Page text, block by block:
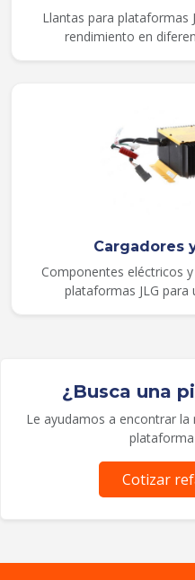
Llantas para plataformas
rendimiento en
Cargadores
Componentes eléctricos
plataformas JLG
¿Busca una
Le ayudamos a encontrar la
Cotizar